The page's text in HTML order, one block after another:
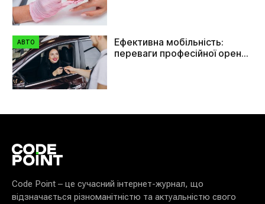
АВТО
Ефективна мобільність:
переваги професійної оренди
Code Point – це сучасний інтернет-журнал, що
відзначається різноманітністю та актуальністю свого